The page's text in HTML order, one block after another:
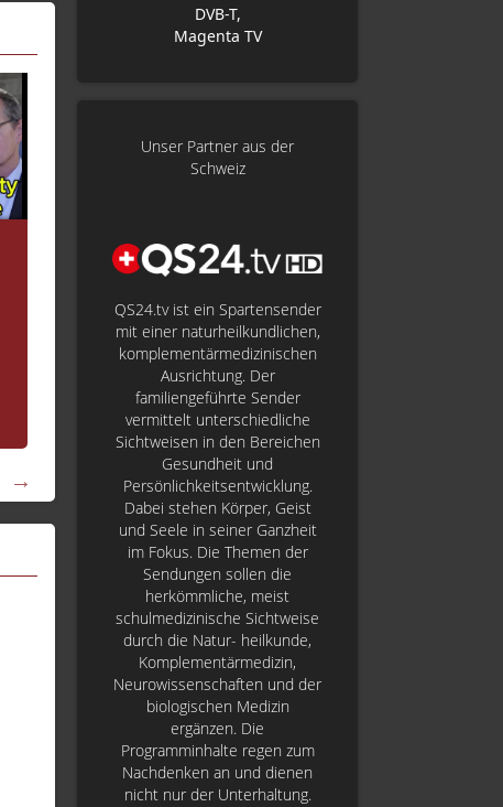
20.02.2026 | 12:00
Extravaganza
Agenturen Empfang
Dieses Jahr ist der Kultursender
ARTE mit insgesamt 23 Filmen
auf der 76. Berlinale vertreten,...
DVB-T,
Magenta TV
Unser Partner aus der
Schweiz
QS24.tv ist ein Spartensender
mit einer naturheilkundlichen,
komplementärmedizinischen
Ausrichtung. Der
familiengeführte Sender
vermittelt unterschiedliche
Sichtweisen in den Bereichen
Gesundheit und
Persönlichkeitsentwicklung.
Dabei stehen Körper, Geist
und Seele in seiner Ganzheit
im Fokus. Die Themen der
Sendungen sollen die
herkömmliche, meist
schulmedizinische Sichtweise
durch die Natur- heilkunde,
Komplementärmedizin,
Neurowissenschaften und der
biologischen Medizin
ergänzen. Die
Programminhalte regen zum
Nachdenken an und dienen
nicht nur der Unterhaltung.